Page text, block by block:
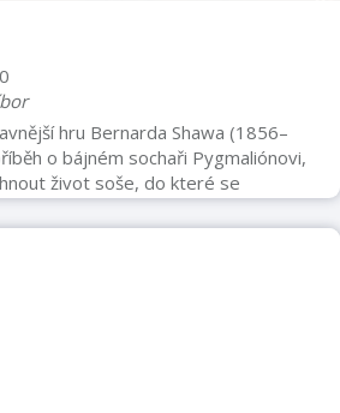
hru Bernarda Shawa (1856–
o bájném sochaři Pygmaliónovi,
život soše, do které se
moderní variaci je oním
profesor fonetiky Henry
že pouliční prodavačku květin
se otřesným jazykem
v dámu, která svými způsoby